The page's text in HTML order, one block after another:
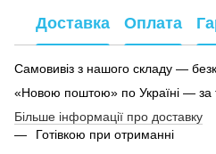
Доставка Оплата
Самовивіз з нашого складу —
«Новою поштою» по Україні — за
Більше інформації про доставку
Готівкою при отриманні